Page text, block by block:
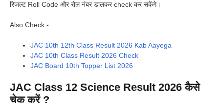
रिजल्ट Roll Code और रोल नंबर डालकर check कर सकेंगे।
Also Check:-
JAC 10th 12th Class Result 2026 Kab Aayega
JAC 10th Class Result 2026 Check
JAC Board 10th Topper List 2026
JAC Class 12 Science Result 2026 कैसे
चेक करें ?